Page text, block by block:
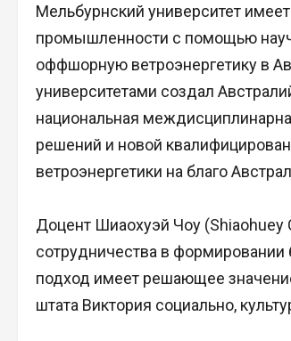
Мельбурнский университет
промышленности с помощью
оффшорную ветроэнергетику в
университетами создал
национальная
решений и новой
ветроэнергетики на благо
Доцент Шиаохуэй Чоу (Shiaohuey
сотрудничества в
подход имеет решающее
штата Виктория социально,